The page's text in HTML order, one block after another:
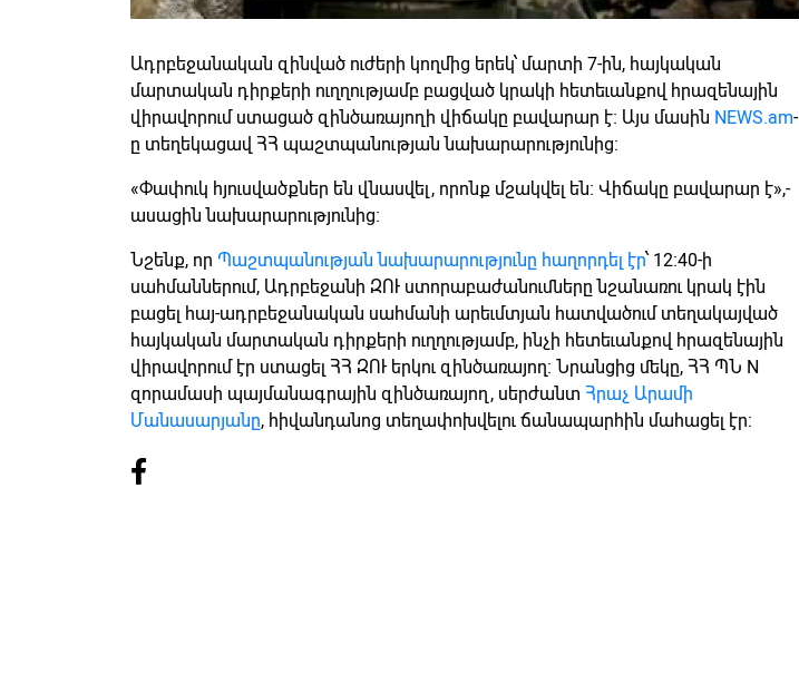
Ադրբեջանական զինված ուժերի կողմից երեկ՝ մարտի 7-ին, հայկական
մարտական դիրքերի ուղղությամբ բացված կրակի հետեւանքով հրազենային
վիրավորում ստացած զինծառայողի վիճակը բավարար է։ Այս մասին NEWS.am-
ը տեղեկացավ ՀՀ պաշտպանության նախարարությունից։
«Փափուկ հյուսվածքներ են վնասվել, որոնք մշակվել են։ Վիճակը բավարար է»,-
ասացին նախարարությունից։
Նշենք, որ Պաշտպանության նախարարությունը հաղորդել էր՝ 12։40-ի
սահմաններում, Ադրբեջանի ԶՈՒ ստորաբաժանումները նշանառու կրակ էին
բացել հայ-ադրբեջանական սահմանի արեւմտյան հատվածում տեղակայված
հայկական մարտական դիրքերի ուղղությամբ, ինչի հետեւանքով հրազենային
վիրավորում էր ստացել ՀՀ ԶՈՒ երկու զինծառայող։ Նրանցից մեկը, ՀՀ ՊՆ N
զորամասի պայմանագրային զինծառայող, սերժանտ Հրաչ Արամի
Մանասարյանը, հիվանդանոց տեղափոխվելու ճանապարհին մահացել էր։